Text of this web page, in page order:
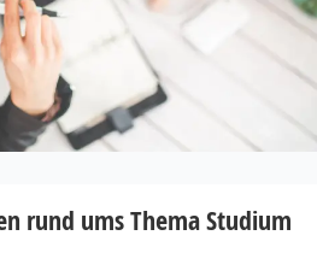
rund ums Thema Studium